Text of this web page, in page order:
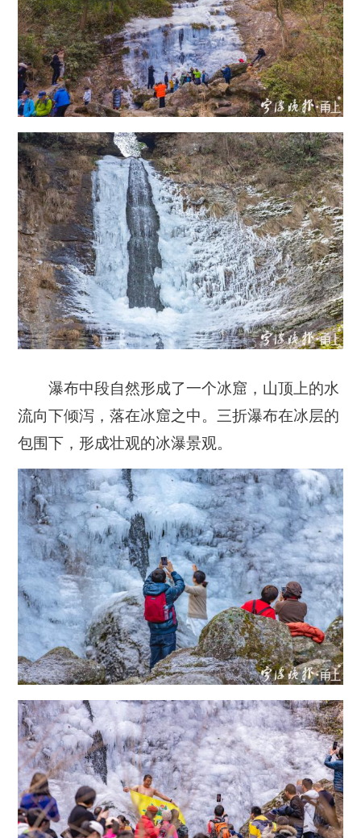
瀑布中段自然形成了一个冰窟，山顶上的水
流向下倾泻，落在冰窟之中。三折瀑布在冰层的
包围下，形成壮观的冰瀑景观。